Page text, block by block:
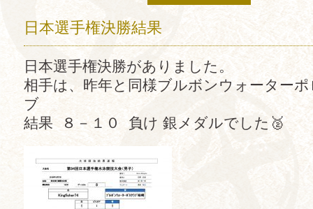
日本選手権決勝結果
日本選手権決勝がありました。
相手は、昨年と同様ブルボンウォーター
ブ
結果 ８－１０ 負け 銀メダルでした🥈